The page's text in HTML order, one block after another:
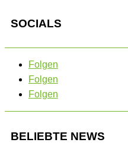
SOCIALS
Folgen
Folgen
Folgen
BELIEBTE NEWS